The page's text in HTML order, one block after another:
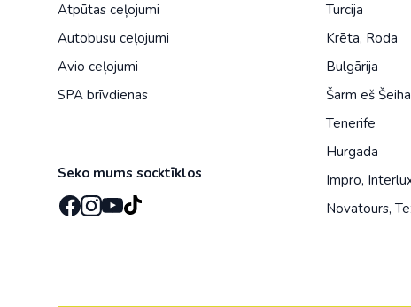
Atpūtas ceļojumi
Autobusu ceļojumi
Avio ceļojumi
SPA brīvdienas
Seko mums socktīklos
Turcija
Krēta, Roda
Bulgārija
Šarm eš Šeiha
Tenerife
Hurgada
Impro,
Novatours,